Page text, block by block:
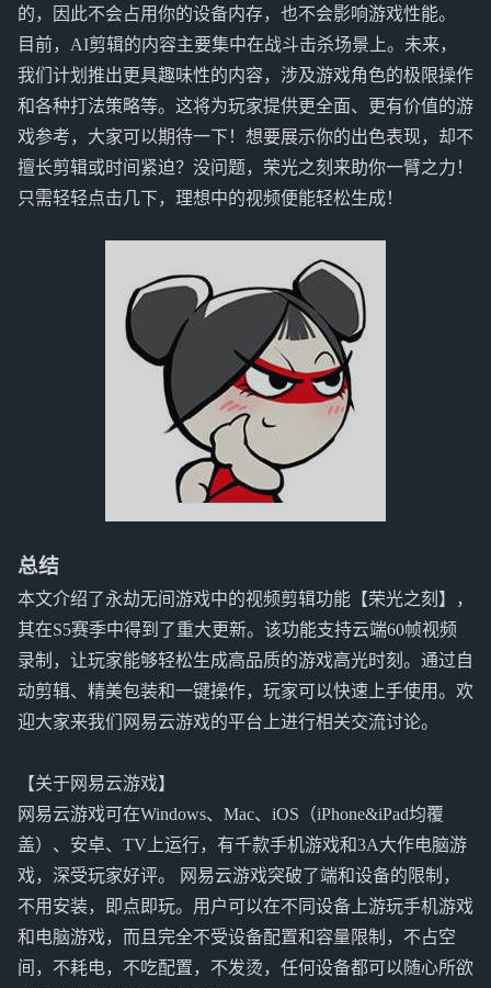
的，因此不会占用你的设备内存，也不会影响游戏性能。
目前，AI剪辑的内容主要集中在战斗击杀场景上。未来，
我们计划推出更具趣味性的内容，涉及游戏角色的极限操作
和各种打法策略等。这将为玩家提供更全面、更有价值的游
戏参考，大家可以期待一下！想要展示你的出色表现，却不
擅长剪辑或时间紧迫？没问题，荣光之刻来助你一臂之力！
只需轻轻点击几下，理想中的视频便能轻松生成！
总结
本文介绍了永劫无间游戏中的视频剪辑功能【荣光之刻】，
其在S5赛季中得到了重大更新。该功能支持云端60帧视频
录制，让玩家能够轻松生成高品质的游戏高光时刻。通过自
动剪辑、精美包装和一键操作，玩家可以快速上手使用。欢
迎大家来我们网易云游戏的平台上进行相关交流讨论。
【关于网易云游戏】
网易云游戏可在Windows、Mac、iOS（iPhone&iPad均覆
盖）、安卓、TV上运行，有千款手机游戏和3A大作电脑游
戏，深受玩家好评。 网易云游戏突破了端和设备的限制，
不用安装，即点即玩。用户可以在不同设备上游玩手机游戏
和电脑游戏，而且完全不受设备配置和容量限制，不占空
间，不耗电，不吃配置，不发烫，任何设备都可以随心所欲